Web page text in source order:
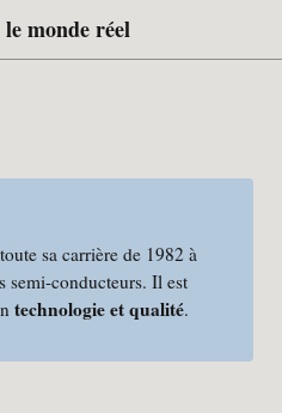
monde réel
sa carrière de 1982 à
semi-conducteurs. Il est
technologie et qualité.